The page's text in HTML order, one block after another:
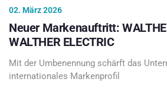
02. März 2026
Neuer Markenauftritt:
WALTHER ELECTRIC
Mit der Umbenennung schärft das
internationales Markenprofil